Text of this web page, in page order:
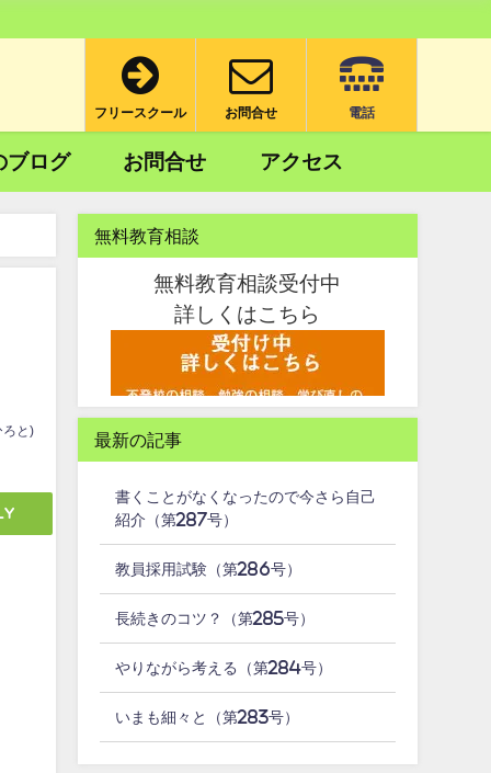
フリースクール お問合せ 電話
ブログ お問合せ アクセス
ろと)
無料教育相談
無料教育相談受付中
詳しくはこちら
最新の記事
書くことがなくなったので今さら自己
紹介（第287号）
教員採用試験（第286号）
長続きのコツ？（第285号）
やりながら考える（第284号）
いまも細々と（第283号）